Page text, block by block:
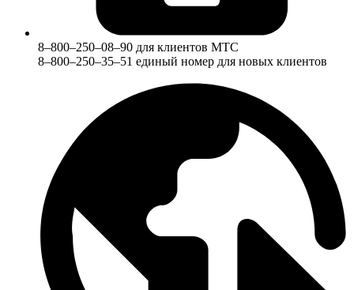
8‒800‒250‒08‒90 для клиентов МТС
8‒800‒250‒35‒51 единый номер для новых клиентов